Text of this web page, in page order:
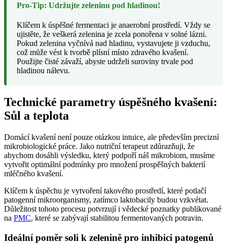
Pro-Tip: Udržujte zeleninu pod hladinou!
Klíčem k úspěšné fermentaci je anaerobní prostředí. Vždy se
ujistěte, že veškerá zelenina je zcela ponořena v solné lázni.
Pokud zelenina vyčnívá nad hladinu, vystavujete ji vzduchu,
což může vést k tvorbě plísní místo zdravého kvašení.
Použijte čisté závaží, abyste udrželi suroviny trvale pod
hladinou nálevu.
Technické parametry úspěšného kvašení:
Sůl a teplota
Domácí kvašení není pouze otázkou intuice, ale především precizní
mikrobiologické práce. Jako nutriční terapeut zdůrazňuji, že
abychom dosáhli výsledku, který podpoří náš mikrobiom, musíme
vytvořit optimální podmínky pro množení prospěšných bakterií
mléčného kvašení.
Klíčem k úspěchu je vytvoření takového prostředí, které potlačí
patogenní mikroorganismy, zatímco laktobacily budou vzkvétat.
Důležitost tohoto procesu potvrzují i vědecké poznatky publikované
na PMC, které se zabývají stabilitou fermentovaných potravin.
Ideální poměr soli k zelenině pro inhibici patogenů